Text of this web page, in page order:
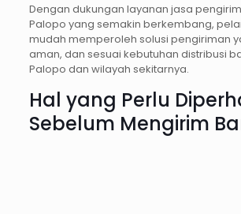
Dengan dukungan layanan jasa
Palopo yang semakin berkembang,
mudah memperoleh solusi pengiriman
aman, dan sesuai kebutuhan distribusi
Palopo dan wilayah sekitarnya.
Hal yang Perlu
Sebelum Mengirim